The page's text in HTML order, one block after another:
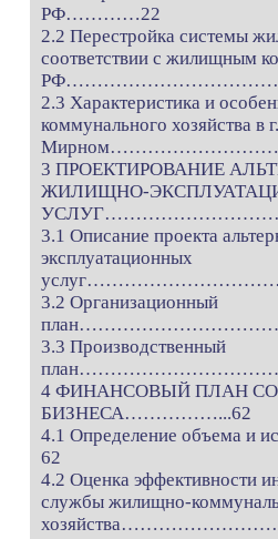
РФ…………22
2.2 Перестройка системы
соответствии с жилищным
2.3 Характеристика и
коммунального хозяйства в г.
3 ПРОЕКТИРОВАНИЕ
ЖИЛИЩНО-
3.1 Описание проекта
эксплуатационных
3.2 Организационный
3.3 Производственный
4 ФИНАНСОВЫЙ ПЛАН
БИЗНЕСА……………...62
4.1 Определение объема и
62
4.2 Оценка эффективности
службы жилищно-